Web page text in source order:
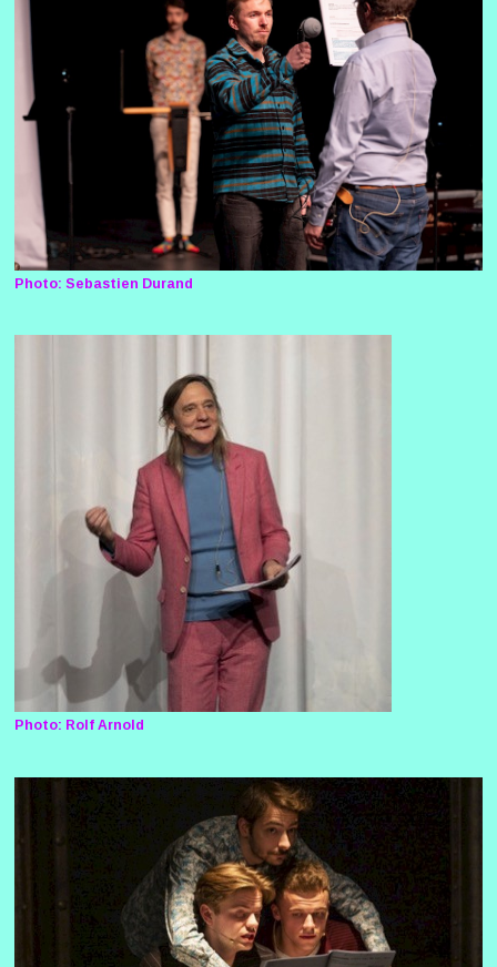
Photo: Sebastien Durand
Photo: Rolf Arnold